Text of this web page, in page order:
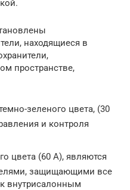
находящиеся в
пространстве,
зеленого цвета, (30
и контроля
цвета (60 А), являются
защищающими все
внутрисалонным